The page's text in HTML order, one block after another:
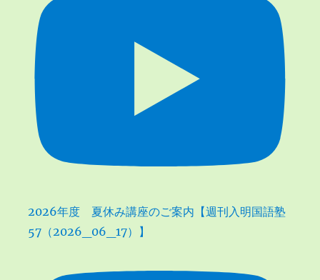
2026年度 夏休み講座のご案内【週刊入明国語塾
57（2026_06_17）】